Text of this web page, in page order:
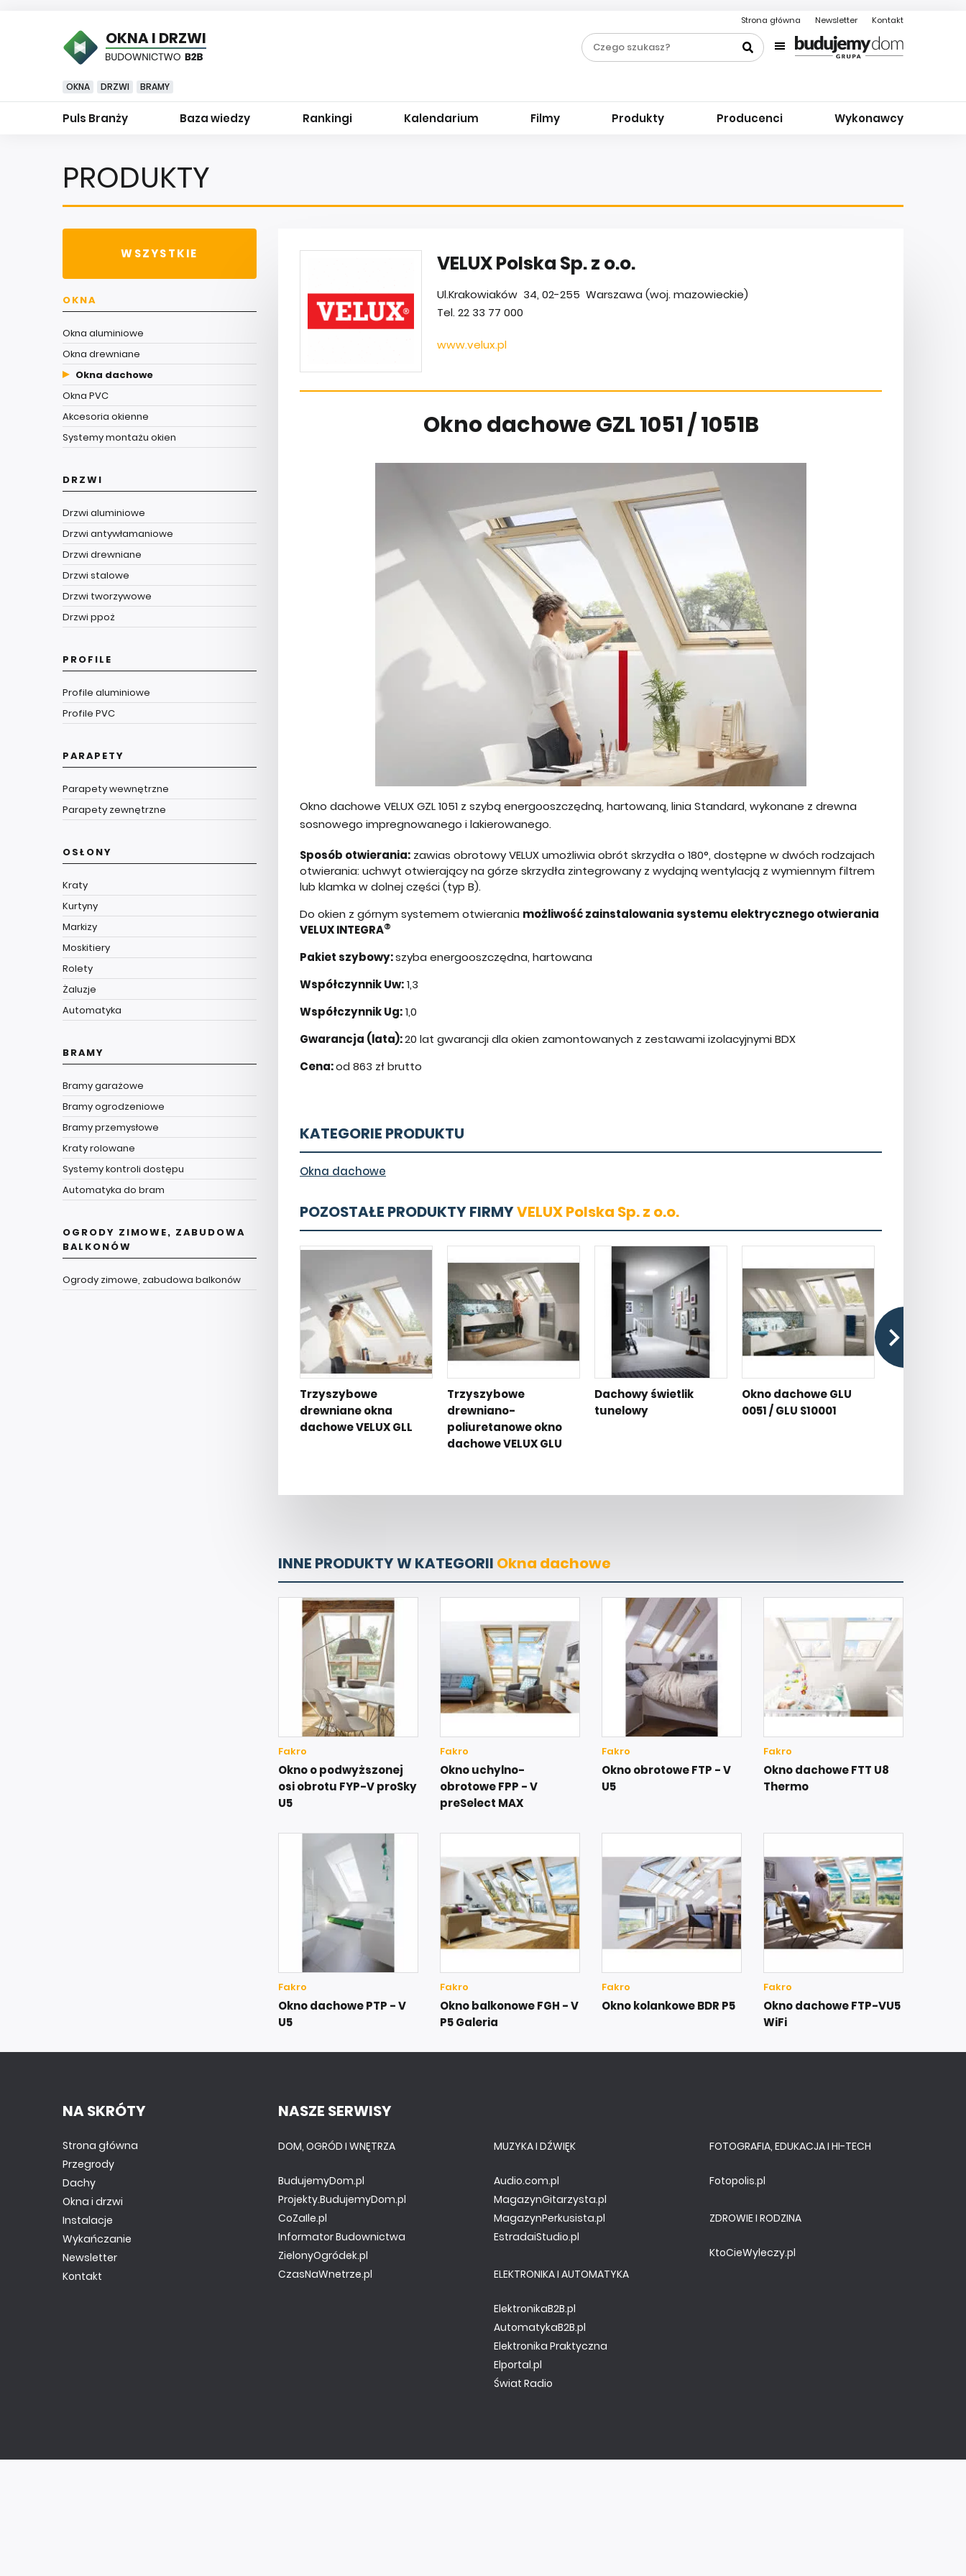
Strona główna Newsletter Kontakt
OKNA I DRZWI
OKNA DRZWI BRAMY
Puls Branży Baza wiedzy Rankingi Kalendarium Filmy Produkty Producenci Wykonawcy
PRODUKTY
WSZYSTKIE
OKNA
Okna aluminiowe
Okna drewniane
Okna dachowe
Okna PVC
Akcesoria okienne
Systemy montażu okien
DRZWI
Drzwi aluminiowe
Drzwi antywłamaniowe
Drzwi drewniane
Drzwi stalowe
Drzwi tworzywowe
Drzwi ppoż
PROFILE
Profile aluminiowe
Profile PVC
PARAPETY
Parapety wewnętrzne
Parapety zewnętrzne
OSŁONY
Kraty
Kurtyny
Markizy
Moskitiery
Rolety
Żaluzje
Automatyka
BRAMY
Bramy garażowe
Bramy ogrodzeniowe
Bramy przemysłowe
Kraty rolowane
Systemy kontroli dostępu
Automatyka do bram
OGRODY ZIMOWE, ZABUDOWA
BALKONÓW
Ogrody zimowe, zabudowa balkonów
VELUX Polska Sp. z o.o.
Ul.Krakowiaków 34, 02-255 Warszawa (woj. mazowieckie)
Tel. 22 33 77 000
www.velux.pl
Okno dachowe GZL 1051 / 1051B
Okno dachowe VELUX GZL 1051 z szybą energooszczędną, hartowaną, linia Standard, wykonane z drewna
sosnowego impregnowanego i lakierowanego.
Sposób otwierania: zawias obrotowy VELUX umożliwia obrót skrzydła o 180°, dostępne w dwóch rodzajach
otwierania: uchwyt otwierający na górze skrzydła zintegrowany z wydajną wentylacją z wymiennym filtrem
lub klamka w dolnej części (typ B).
Do okien z górnym systemem otwierania możliwość zainstalowania systemu elektrycznego otwierania
VELUX INTEGRA®
Pakiet szybowy:szyba energooszczędna, hartowana
Współczynnik Uw:1,3
Współczynnik Ug:1,0
Gwarancja (lata):20 lat gwarancji dla okien zamontowanych z zestawami izolacyjnymi BDX
Cena:od 863 zł brutto
KATEGORIE PRODUKTU
Okna dachowe
POZOSTAŁE PRODUKTY FIRMYVELUX Polska Sp. z o.o.
Trzyszybowe
drewniane okna
dachowe VELUX GLL
Trzyszybowe
drewniano-
poliuretanowe okno
dachowe VELUX GLU
Dachowy świetlik
tunelowy
Okno dachowe GLU
0051 / GLU S10001
INNE PRODUKTY W KATEGORII Okna dachowe
Fakro
Okno o podwyższonej
osi obrotu FYP-V proSky
U5
Fakro
Okno uchylno-
obrotowe FPP - V
preSelect MAX
Fakro
Okno obrotowe FTP - V
U5
Fakro
Okno dachowe FTT U8
Thermo
Fakro
Okno dachowe PTP - V
U5
Fakro
Okno balkonowe FGH - V
P5 Galeria
Fakro
Okno kolankowe BDR P5
Fakro
Okno dachowe FTP-VU5
WiFi
NA SKRÓTY
Strona główna
Przegrody
Dachy
Okna i drzwi
Instalacje
Wykańczanie
Newsletter
Kontakt
NASZE SERWISY
DOM, OGRÓD I WNĘTRZA
BudujemyDom.pl
Projekty.BudujemyDom.pl
CoZaIle.pl
Informator Budownictwa
ZielonyOgródek.pl
CzasNaWnetrze.pl
MUZYKA I DŹWIĘK
Audio.com.pl
MagazynGitarzysta.pl
MagazynPerkusista.pl
EstradaiStudio.pl
ELEKTRONIKA I AUTOMATYKA
ElektronikaB2B.pl
AutomatykaB2B.pl
Elektronika Praktyczna
Elportal.pl
Świat Radio
FOTOGRAFIA, EDUKACJA I HI-TECH
Fotopolis.pl
ZDROWIE I RODZINA
KtoCieWyleczy.pl